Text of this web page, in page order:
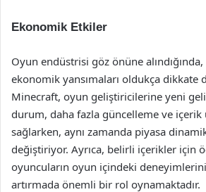
Ekonomik Etkiler
Oyun endüstrisi göz önüne
ekonomik yansımaları oldukça dikkate
Minecraft, oyun geliştiricilerine yeni gelir
durum, daha fazla güncelleme ve içerik
sağlarken, aynı zamanda piyasa
değiştiriyor. Ayrıca, belirli içerikler için
oyuncuların oyun içindeki deneyimlerini
artırmada önemli bir rol oynamaktadır.